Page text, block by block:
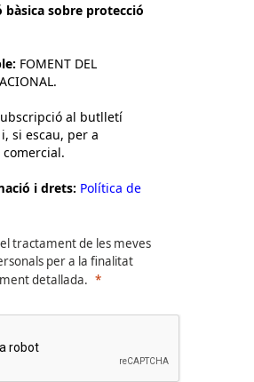
sobre protecció
FOMENT DEL
al butlletí
si escau, per a
i drets: Política de
tractament de les meves
per a la finalitat
detallada.